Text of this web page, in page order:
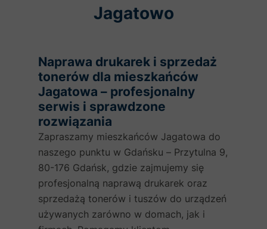
Jagatowo
Naprawa drukarek i sprzedaż
tonerów dla mieszkańców
Jagatowa – profesjonalny
serwis i sprawdzone
rozwiązania
Zapraszamy mieszkańców Jagatowa do
naszego punktu w Gdańsku – Przytulna 9,
80-176 Gdańsk, gdzie zajmujemy się
profesjonalną naprawą drukarek oraz
sprzedażą tonerów i tuszów do urządzeń
używanych zarówno w domach, jak i